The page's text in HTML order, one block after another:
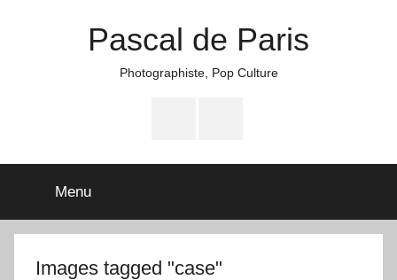
Pascal de Paris
Photographiste, Pop Culture
Menu
Images tagged "case"